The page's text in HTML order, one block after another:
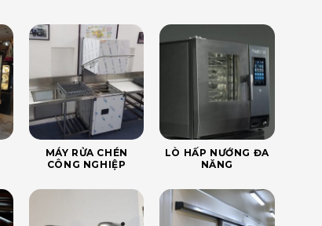
MÁY RỬA CHÉN
CÔNG NGHIỆP
LÒ HẤP NƯỚNG ĐA
NĂNG